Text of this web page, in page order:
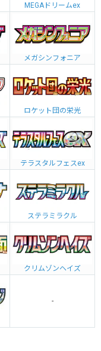
MEGAドリームex
メガシンフォニア
ロケット団の栄光
テラスタルフェスex
ステラミラクル
クリムゾンヘイズ
-